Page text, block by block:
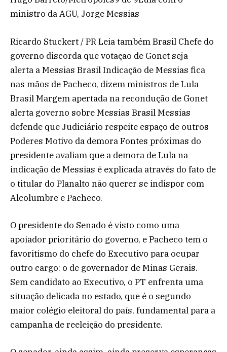
ministro da AGU, Jorge Messias
Ricardo Stuckert / PR Leia também Brasil Chefe do
governo discorda que votação de Gonet seja
alerta a Messias Brasil Indicação de Messias fica
nas mãos de Pacheco, dizem ministros de Lula
Brasil Margem apertada na recondução de Gonet
alerta governo sobre Messias Brasil Messias
defende que Judiciário respeite espaço de outros
Poderes Motivo da demora Fontes próximas do
presidente avaliam que a demora de Lula na
indicação de Messias é explicada através do fato de
o titular do Planalto não querer se indispor com
Alcolumbre e Pacheco.
O presidente do Senado é visto como uma
apoiador prioritário do governo, e Pacheco tem o
favoritismo do chefe do Executivo para ocupar
outro cargo: o de governador de Minas Gerais.
Sem candidato ao Executivo, o PT enfrenta uma
situação delicada no estado, que é o segundo
maior colégio eleitoral do país, fundamental para a
campanha de reeleição do presidente.